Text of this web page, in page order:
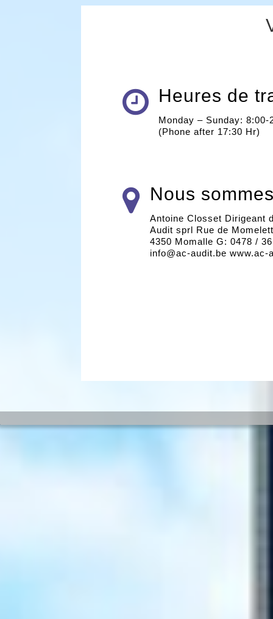
Heures de
Monday – Sunday: 8:00-
(Phone after 17:30 Hr)
Nous
Antoine Closset Dirigeant
Audit sprl Rue de
4350 Momalle G: 0478 /
info@ac-audit.be www.ac-